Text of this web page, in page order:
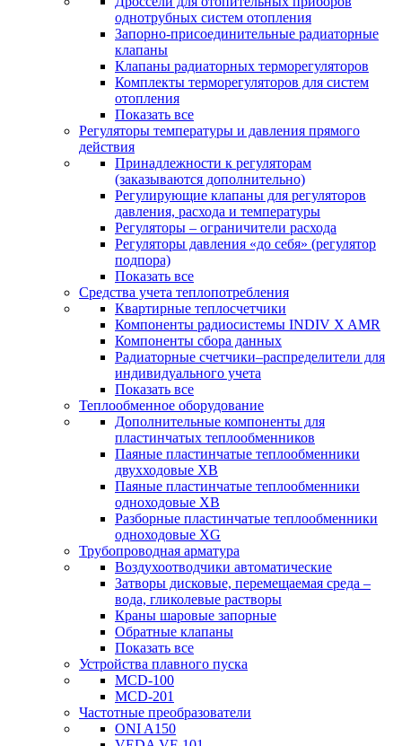
однотрубных систем отопления
Запорно-присоединительные радиаторные
клапаны
Клапаны радиаторных терморегуляторов
Комплекты терморегуляторов для систем
отопления
Показать все
Регуляторы температуры и давления прямого
действия
Принадлежности к регуляторам
(заказываются дополнительно)
Регулирующие клапаны для регуляторов
давления, расхода и температуры
Регуляторы – ограничители расхода
Регуляторы давления «до себя» (регулятор
подпора)
Показать все
Средства учета теплопотребления
Квартирные теплосчетчики
Компоненты радиосистемы INDIV X AMR
Компоненты сбора данных
Радиаторные счетчики–распределители для
индивидуального учета
Показать все
Теплообменное оборудование
Дополнительные компоненты для
пластинчатых теплообменников
Паяные пластинчатые теплообменники
двухходовые XB
Паяные пластинчатые теплообменники
одноходовые ХВ
Разборные пластинчатые теплообменники
одноходовые ХG
Трубопроводная арматура
Воздухоотводчики автоматические
Затворы дисковые, перемещаемая среда –
вода, гликолевые растворы
Краны шаровые запорные
Обратные клапаны
Показать все
Устройства плавного пуска
MCD-100
MCD-201
Частотные преобразователи
ONI A150